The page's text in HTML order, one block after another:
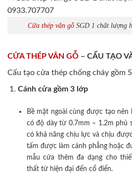
Cửa thép vân gỗ SGD 1 chất lượng
CỬA THÉP VÂN GỖ – CẤU TẠO
Cấu tạo cửa thép chống cháy gồm
Cánh cửa gồm 3 lớp
Bề mặt ngoài cùng được tạo
có độ dày từ 0.7mm – 1.2m phủ
có khả năng chịu lực và chịu
tấm được làm cánh phẳng hoặc
mẫu cửa thêm đa dạng cho
thất từ hiện đại đến cổ điển.